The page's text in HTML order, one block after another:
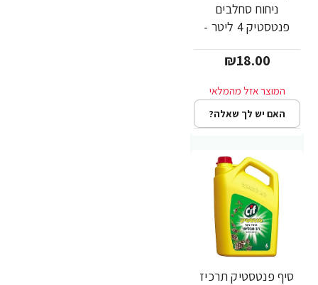
ניחוח סחלבים
פנטסטיק 4 ליטר -
₪18.00
האם יש לך שאלה?
סיף פנטסטיק תרכיז